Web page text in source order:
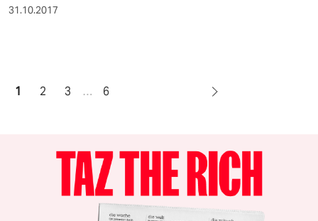
31.10.2017
1 2 3 … 6